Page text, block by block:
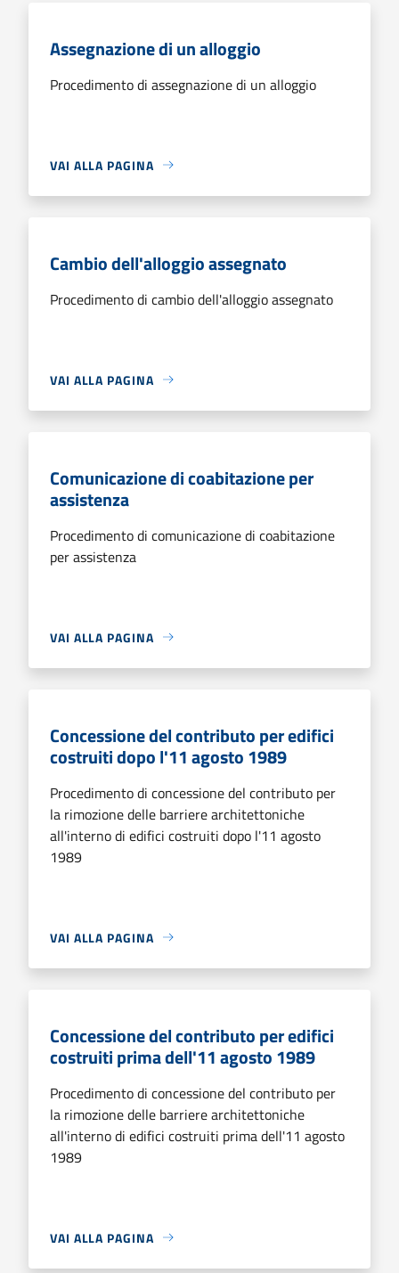
Assegnazione di un alloggio
Procedimento di assegnazione di un alloggio
VAI ALLA PAGINA
Cambio dell'alloggio assegnato
Procedimento di cambio dell'alloggio assegnato
VAI ALLA PAGINA
Comunicazione di coabitazione per
assistenza
Procedimento di comunicazione di coabitazione
per assistenza
VAI ALLA PAGINA
Concessione del contributo per edifici
costruiti dopo l'11 agosto 1989
Procedimento di concessione del contributo per
la rimozione delle barriere architettoniche
all'interno di edifici costruiti dopo l'11 agosto
1989
VAI ALLA PAGINA
Concessione del contributo per edifici
costruiti prima dell'11 agosto 1989
Procedimento di concessione del contributo per
la rimozione delle barriere architettoniche
all'interno di edifici costruiti prima dell'11 agosto
1989
VAI ALLA PAGINA